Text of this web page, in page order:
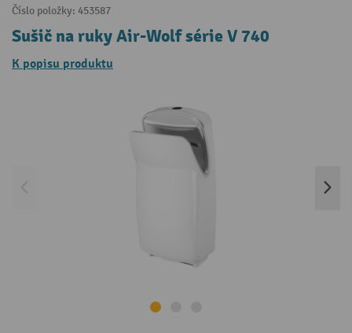
Číslo položky: 453587
Sušič na ruky Air-Wolf série V 740
K popisu produktu